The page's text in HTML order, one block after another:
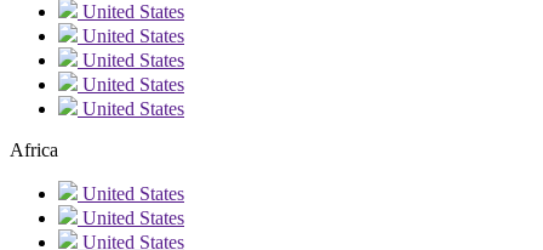
United States
United States
United States
United States
United States
Africa
United States
United States
United States